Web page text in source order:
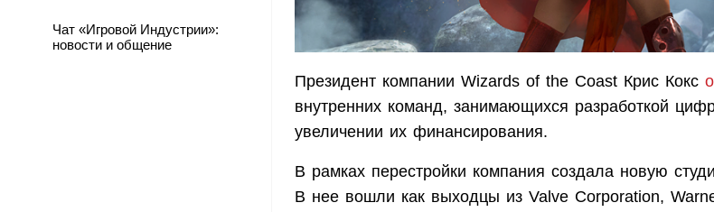
Чат «Игровой Индустрии»:
новости и общение
Президент компании Wizards of the Coast Крис Кокс
внутренних команд, занимающихся разработкой
увеличении их финансирования.
В рамках перестройки компания создала новую
В нее вошли как выходцы из Valve Corporation,